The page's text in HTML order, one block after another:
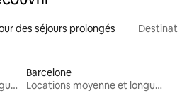
des séjours prolongés
Locations moyenne et longue durée
Barcelone
Locations moyenne et longue durée